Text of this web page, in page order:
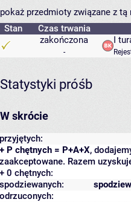
pokaż przedmioty związane z
Stan
Czas trwania
zakończona
-
I
Statystyki próśb
W skrócie
przyjętych:
+ P chętnych = P+A+X,
zaakceptowane. Razem
+ 0 chętnych:
spodziewanych:
odrzuconych: